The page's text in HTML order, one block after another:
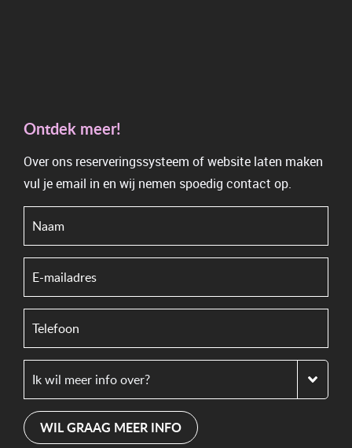
Ontdek meer!
Over ons reserveringssysteem of website laten maken
vul je email in en wij nemen spoedig contact op.
WIL GRAAG MEER INFO